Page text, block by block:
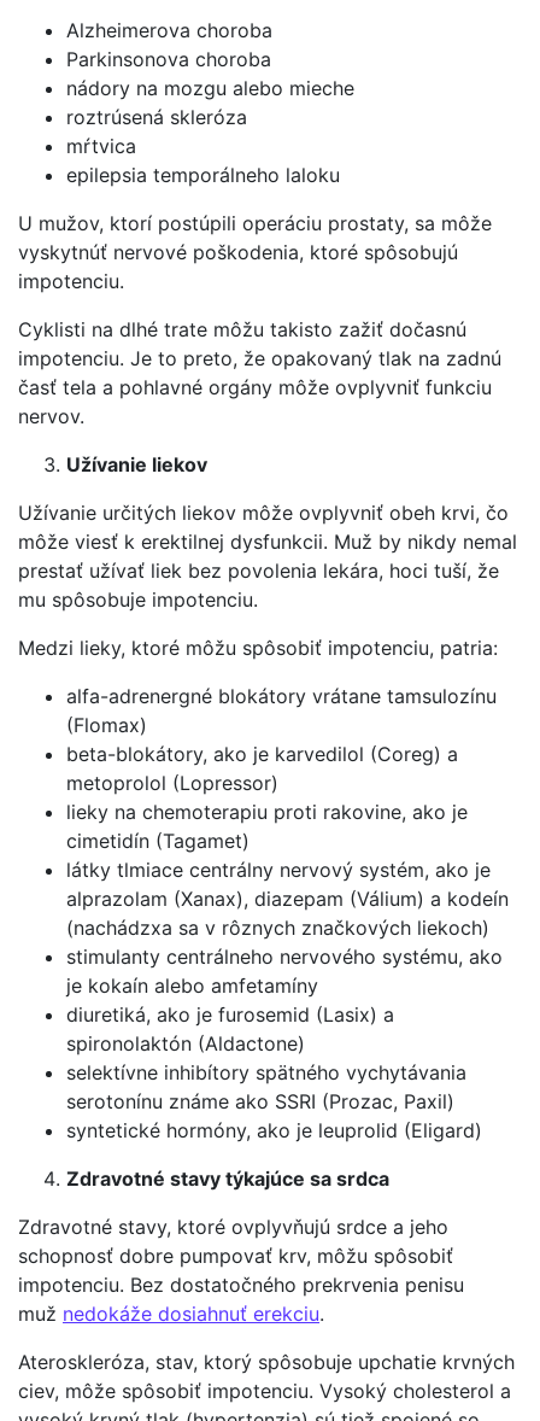
Alzheimerova choroba
Parkinsonova choroba
nádory na mozgu alebo mieche
roztrúsená skleróza
mŕtvica
epilepsia temporálneho laloku
U mužov, ktorí postúpili operáciu prostaty, sa môže
vyskytnúť nervové poškodenia, ktoré spôsobujú
impotenciu.
Cyklisti na dlhé trate môžu takisto zažiť dočasnú
impotenciu. Je to preto, že opakovaný tlak na zadnú
časť tela a pohlavné orgány môže ovplyvniť funkciu
nervov.
Užívanie liekov
Užívanie určitých liekov môže ovplyvniť obeh krvi, čo
môže viesť k erektilnej dysfunkcii. Muž by nikdy nemal
prestať užívať liek bez povolenia lekára, hoci tuší, že
mu spôsobuje impotenciu.
Medzi lieky, ktoré môžu spôsobiť impotenciu, patria:
alfa-adrenergné blokátory vrátane tamsulozínu
(Flomax)
beta-blokátory, ako je karvedilol (Coreg) a
metoprolol (Lopressor)
lieky na chemoterapiu proti rakovine, ako je
cimetidín (Tagamet)
látky tlmiace centrálny nervový systém, ako je
alprazolam (Xanax), diazepam (Válium) a kodeín
(nachádzxa sa v rôznych značkových liekoch)
stimulanty centrálneho nervového systému, ako
je kokaín alebo amfetamíny
diuretiká, ako je furosemid (Lasix) a
spironolaktón (Aldactone)
selektívne inhibítory spätného vychytávania
serotonínu známe ako SSRI (Prozac, Paxil)
syntetické hormóny, ako je leuprolid (Eligard)
Zdravotné stavy týkajúce sa srdca
Zdravotné stavy, ktoré ovplyvňujú srdce a jeho
schopnosť dobre pumpovať krv, môžu spôsobiť
impotenciu. Bez dostatočného prekrvenia penisu
muž nedokáže dosiahnuť erekciu.
Ateroskleróza, stav, ktorý spôsobuje upchatie krvných
ciev, môže spôsobiť impotenciu. Vysoký cholesterol a